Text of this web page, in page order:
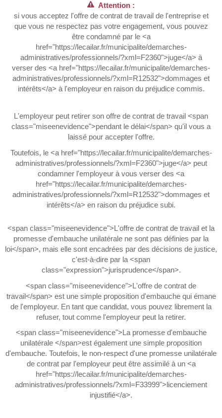
Attention :
si vous acceptez l'offre de contrat de travail de l'entreprise et
que vous ne respectez pas votre engagement, vous pouvez
être condamné par le <a
href="https://lecailar.fr/municipalite/demarches-
administratives/professionnels/?xml=F2360">juge</a> à
verser des <a href="https://lecailar.fr/municipalite/demarches-
administratives/professionnels/?xml=R12532">dommages et
intérêts</a> à l'employeur en raison du préjudice commis.
L'employeur peut retirer son offre de contrat de travail <span
class="miseenevidence">pendant le délai</span> qu'il vous a
laissé pour accepter l'offre.
Toutefois, le <a href="https://lecailar.fr/municipalite/demarches-
administratives/professionnels/?xml=F2360">juge</a> peut
condamner l'employeur à vous verser des <a
href="https://lecailar.fr/municipalite/demarches-
administratives/professionnels/?xml=R12532">dommages et
intérêts</a> en raison du préjudice subi.
<span class="miseenevidence">L'offre de contrat de travail et la
promesse d'embauche unilatérale ne sont pas définies par la
loi</span>, mais elle sont encadrées par des décisions de justice,
c'est-à-dire par la <span
class="expression">jurisprudence</span>.
<span class="miseenevidence">L'offre de contrat de
travail</span> est une simple proposition d'embauche qui émane
de l'employeur. En tant que candidat, vous pouvez librement la
refuser, tout comme l'employeur peut la retirer.
<span class="miseenevidence">La promesse d'embauche
unilatérale </span>est également une simple proposition
d'embauche. Toutefois, le non-respect d'une promesse unilatérale
de contrat par l'employeur peut être assimilé à un <a
href="https://lecailar.fr/municipalite/demarches-
administratives/professionnels/?xml=F33999">licenciement
injustifié</a>.